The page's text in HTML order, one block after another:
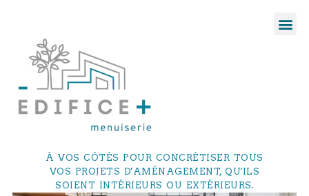
À VOS CÔTÉS POUR CONCRÉTISER TOUS
VOS PROJETS D'AMÉNAGEMENT, QU'ILS
SOIENT INTÉRIEURS OU EXTÉRIEURS.